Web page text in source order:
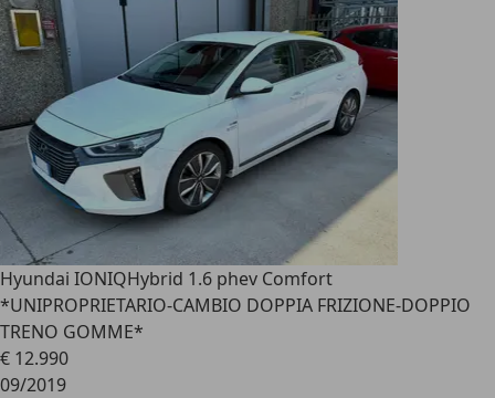
Hyundai IONIQHybrid 1.6 phev Comfort
*UNIPROPRIETARIO-CAMBIO DOPPIA FRIZIONE-DOPPIO
TRENO GOMME*
€ 12.990
09/2019